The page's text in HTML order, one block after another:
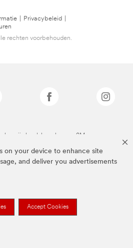
on your device to enhance site
and deliver you advertisements
Accept Cookies
Privacybeleid
rechten voorbehouden.
zijn handelsmerken van 3M.we